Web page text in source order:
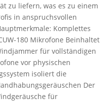
zu liefern, was es zu einem
in anspruchsvollen
Komplettes
180 Mikrofone Beinhaltet
für vollständigen
vor physischen
isoliert die
Der
für